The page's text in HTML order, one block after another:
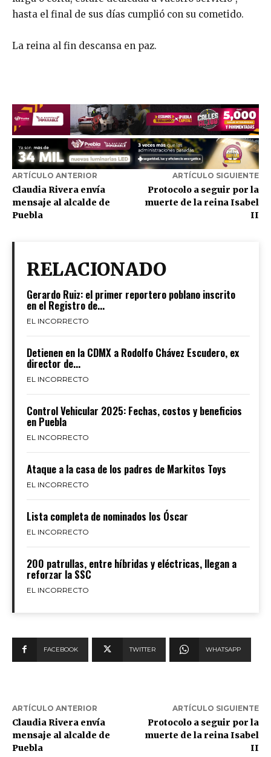
hasta el final de sus días cumplió con su cometido.
La reina al fin descansa en paz.
ARTÍCULO ANTERIOR
Claudia Rivera envía
mensaje al alcalde de
Puebla
ARTÍCULO SIGUIENTE
Protocolo a seguir por la
muerte de la reina Isabel
II
RELACIONADO
Gerardo Ruiz: el primer reportero poblano inscrito
en el Registro de...
EL INCORRECTO
Detienen en la CDMX a Rodolfo Chávez Escudero, ex
director de...
EL INCORRECTO
Control Vehicular 2025: Fechas, costos y beneficios
en Puebla
EL INCORRECTO
Ataque a la casa de los padres de Markitos Toys
EL INCORRECTO
Lista completa de nominados los Óscar
EL INCORRECTO
200 patrullas, entre híbridas y eléctricas, llegan a
reforzar la SSC
EL INCORRECTO
FACEBOOK TWITTER WHATSAPP
ARTÍCULO ANTERIOR
Claudia Rivera envía
mensaje al alcalde de
Puebla
ARTÍCULO SIGUIENTE
Protocolo a seguir por la
muerte de la reina Isabel
II